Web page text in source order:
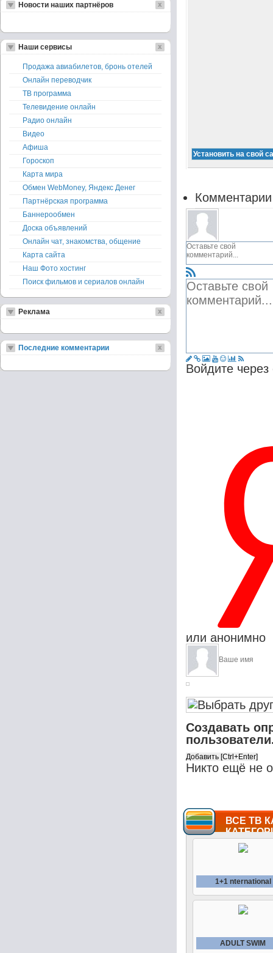
Войдите
или анонимно
Создавать
Никто ещё не
ВСЕ ТВ
1+1 nternational
ADULT SWIM
Новости наших партнёров
Наши сервисы
Продажа авиабилетов, бронь отелей
Онлайн переводчик
ТВ программа
Телевидение онлайн
Радио онлайн
Видео
Афиша
Гороскоп
Карта мира
Обмен WebMoney, Яндекс Денег
Партнёрская программа
Баннерообмен
Доска объявлений
Онлайн чат, знакомства, общение
Карта сайта
Наш Фото хостинг
Поиск фильмов и сериалов онлайн
Реклама
Последние комментарии